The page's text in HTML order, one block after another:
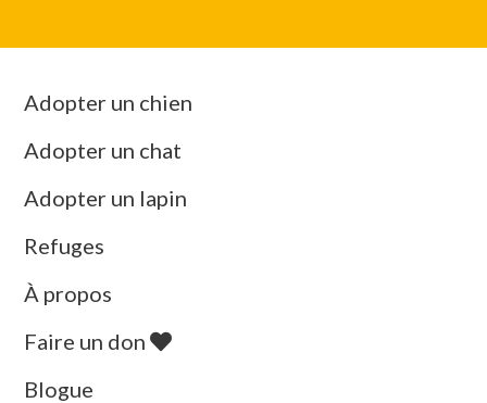
Adopter un chien
Adopter un chat
Adopter un lapin
Refuges
À propos
Faire un don
Blogue